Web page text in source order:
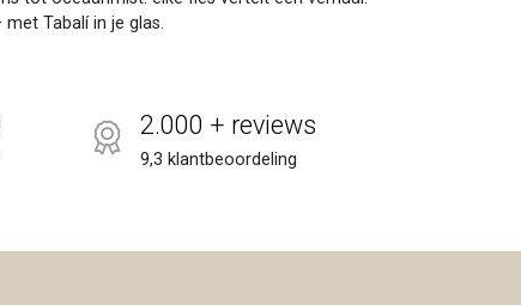
Tabalí in je glas.
2.000 + reviews
9,3 klantbeoordeling